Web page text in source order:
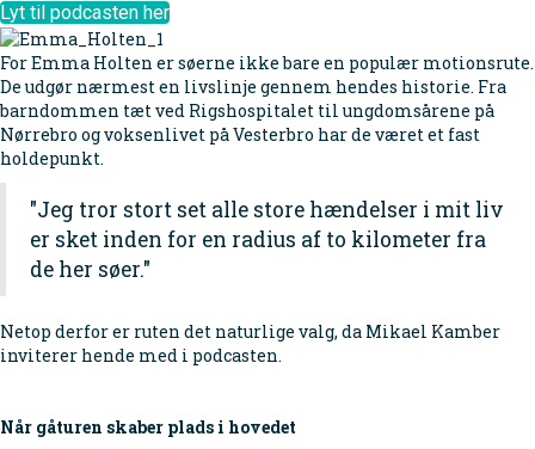
Lyt til podcasten her
For Emma Holten er søerne ikke bare en populær motionsrute.
De udgør nærmest en livslinje gennem hendes historie. Fra
barndommen tæt ved Rigshospitalet til ungdomsårene på
Nørrebro og voksenlivet på Vesterbro har de været et fast
holdepunkt.
"Jeg tror stort set alle store hændelser i mit liv
er sket inden for en radius af to kilometer fra
de her søer."
Netop derfor er ruten det naturlige valg, da Mikael Kamber
inviterer hende med i podcasten.
Når gåturen skaber plads i hovedet